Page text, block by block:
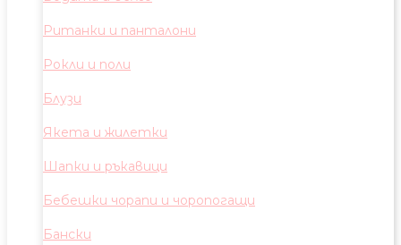
Ританки и панталони
Рокли и поли
Блузи
Якета и жилетки
Шапки и ръкавици
Бебешки чорапи и чоропогащи
Бански